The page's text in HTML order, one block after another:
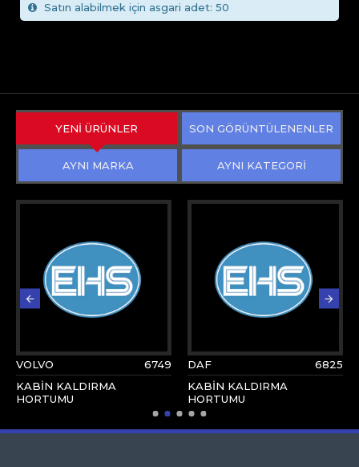
Satın alabilmek için asgari adet: 50
YENİ ÜRÜNLER SON GÖRÜNTÜLENENLER
AYNI MARKA AYNI KATEGORİ
VOLVO
6749
KABİN KALDIRMA
HORTUMU
DAF
6825
KABİN KALDIRMA
HORTUMU